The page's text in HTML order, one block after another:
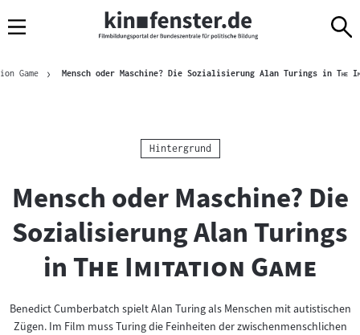
Navigation
zum
zur
amBrotkrümelnavigation
Game Mensch oder Maschine? Die Sozialisierung Alan Turings in "
The
Kategorie:
Hintergrund
Mensch oder Maschine? Die
Sozialisierung Alan Turings
in"
The Imitation Game
Benedict Cumberbatch spielt Alan Turing als Menschen mit autistischen
Zügen. Im Film muss Turing die Feinheiten der zwischenmenschlichen